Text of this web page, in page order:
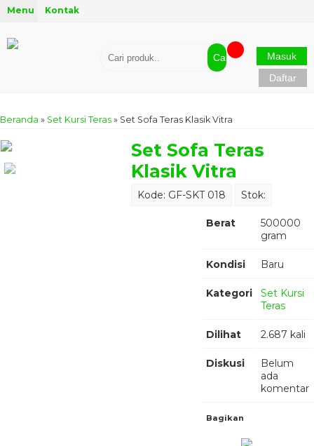
Menu Kontak
Cari
Masuk
Daftar
Beranda » Set Kursi Teras » Set Sofa Teras Klasik Vitra
Set Sofa Teras
Klasik Vitra
Kode: GF-SKT 018 Stok:
Berat
500000
gram
Kondisi Baru
Kategori
Set Kursi
Teras
Dilihat 2.687 kali
Diskusi
Belum
ada
komentar
Bagikan